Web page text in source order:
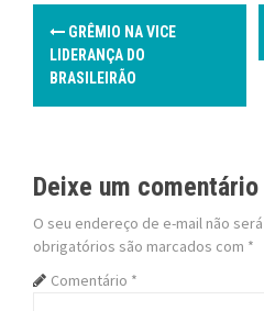
P
s
n
a
v
GRÊMIO NA VICE
LIDERANÇA DO
BRASILEIRÃO
Deixe um comentário
O seu endereço de e-mail não
obrigatórios são marcados com *
Comentário *